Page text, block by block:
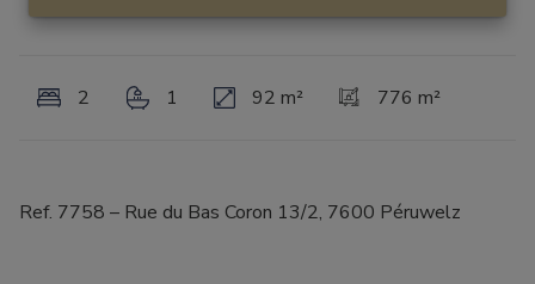
2 1 92 m² 776 m²
Ref. 7758 – Rue du Bas Coron 13/2, 7600 Péruwelz